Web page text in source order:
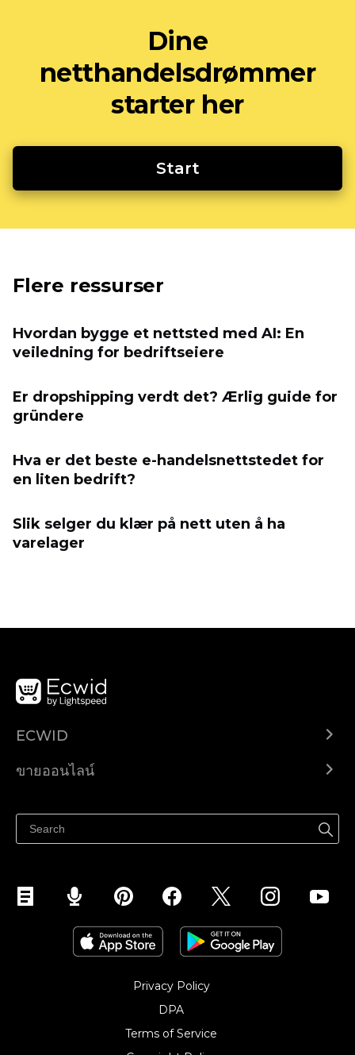
Dine
netthandelsdrømmer
starter her
Start
Flere ressurser
Hvordan bygge et nettsted med AI: En
veiledning for bedriftseiere
Er dropshipping verdt det? Ærlig guide for
gründere
Hva er det beste e-handelsnettstedet for
en liten bedrift?
Slik selger du klær på nett uten å ha
varelager
ECWID
ราคา
ขายออนไลน์
ขายบนเฟสบุ๊ค
Privacy Policy
DPA
Terms of Service